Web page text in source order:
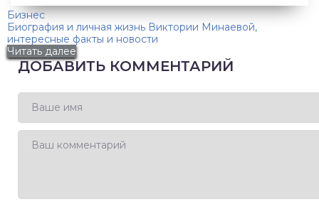
Бизнес
Биография и личная жизнь Виктории Минаевой,
интересные факты и новости
Читать далее
ДОБАВИТЬ КОММЕНТАРИЙ